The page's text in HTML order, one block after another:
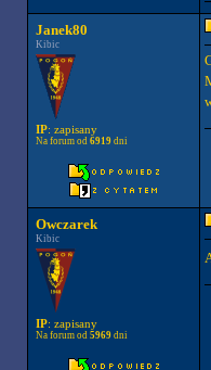
Janek80
Kibic
IP: zapisany
Na forum od 6919dni
Owczarek
Kibic
IP: zapisany
Na forum od 5969dni